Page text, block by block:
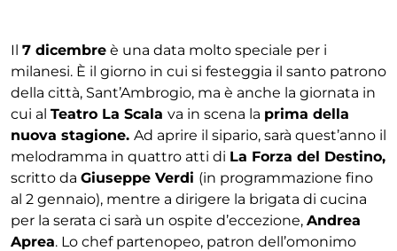
Il 7 dicembre è una data molto speciale per i
milanesi. È il giorno in cui si festeggia il santo patrono
della città, Sant’Ambrogio, ma è anche la giornata in
cui al Teatro La Scala va in scena la prima della
nuova stagione. Ad aprire il sipario, sarà quest’anno il
melodramma in quattro atti di La Forza del Destino,
scritto da Giuseppe Verdi (in programmazione fino
al 2 gennaio), mentre a dirigere la brigata di cucina
per la serata ci sarà un ospite d’eccezione, Andrea
Aprea. Lo chef partenopeo, patron dell’omonimo